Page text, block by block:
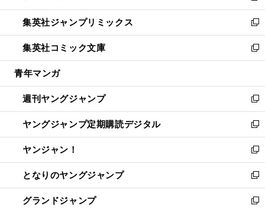
開
く
ウ
で
開
く
ン
ド
ウ
で
開
ウ
ィ
ン
ド
ウ
開
く
し
い
ウ
ィ
ン
ウ
で
開
く
集英社ジャンプリミックス
新
し
い
ウ
ン
ド
ウ
で
開
く
集英社コミック文庫
新
し
ウ
ィ
ン
ド
ウ
で
開
く
青年マンガ
週刊ヤングジャンプ
新
し
い
ウ
ィ
ン
ド
ウ
で
ヤングジャンプ定期購読デジタル
新
し
い
ウ
ィ
ン
ド
ヤンジャン！
新
し
い
ウ
ィ
となりのヤングジャンプ
新
し
い
グランドジャンプ
新